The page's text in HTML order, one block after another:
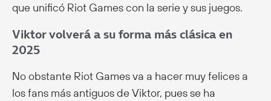
que unificó Riot Games con la serie y sus juegos.
Viktor volverá a su forma más clásica en
2025
No obstante Riot Games va a hacer muy felices a
los fans más antiguos de Viktor, pues se ha